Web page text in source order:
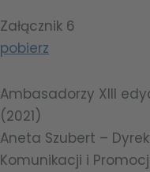
Załącznik 6
pobierz
Ambasadorzy XIII
(2021)
Aneta Szubert –
Komunikacji i